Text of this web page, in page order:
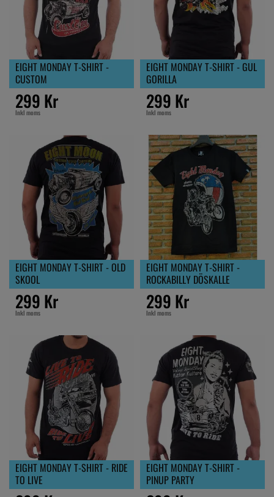
EIGHT MONDAY T-SHIRT -
CUSTOM
299 Kr
Inkl moms
EIGHT MONDAY T-SHIRT - GUL
GORILLA
299 Kr
Inkl moms
EIGHT MONDAY T-SHIRT - OLD
SKOOL
299 Kr
Inkl moms
EIGHT MONDAY T-SHIRT -
ROCKABILLY DÖSKALLE
299 Kr
Inkl moms
EIGHT MONDAY T-SHIRT - RIDE
TO LIVE
EIGHT MONDAY T-SHIRT -
PINUP PARTY